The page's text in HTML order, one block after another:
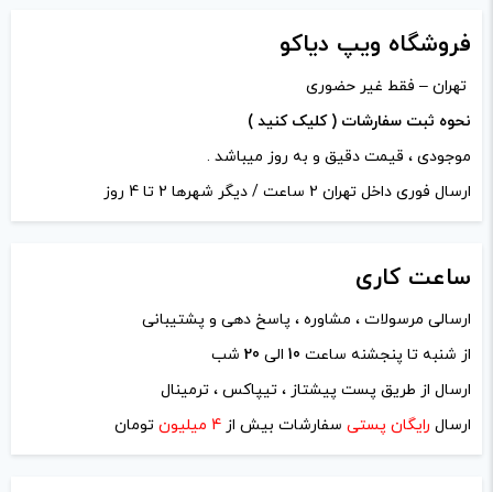
دیدگاه شما*
نام*
ایمیل*
فروشگاه ویپ دیاکو
تهران – فقط غیر حضوری
نحوه ثبت سفارشات ( کلیک کنید )
موجودی ، قیمت دقیق و به روز میباشد .
ارسال فوری داخل تهران 2 ساعت / دیگر شهرها 2 تا 4 روز
ساعت کاری
ارسالی مرسولات ، مشاوره ، پاسخ دهی و پشتیبانی
از شنبه تا پنجشنه ساعت 10 الی 20 شب
ارسال از طریق پست پیشتاز ، تیپاکس ، ترمینال
ارسال رایگان پستی سفارشات بیش از 4 میلیون تومان